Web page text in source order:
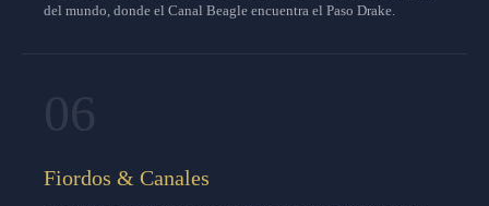
del mundo, donde el Canal Beagle encuentra el Paso Drake.
Fiordos & Canales